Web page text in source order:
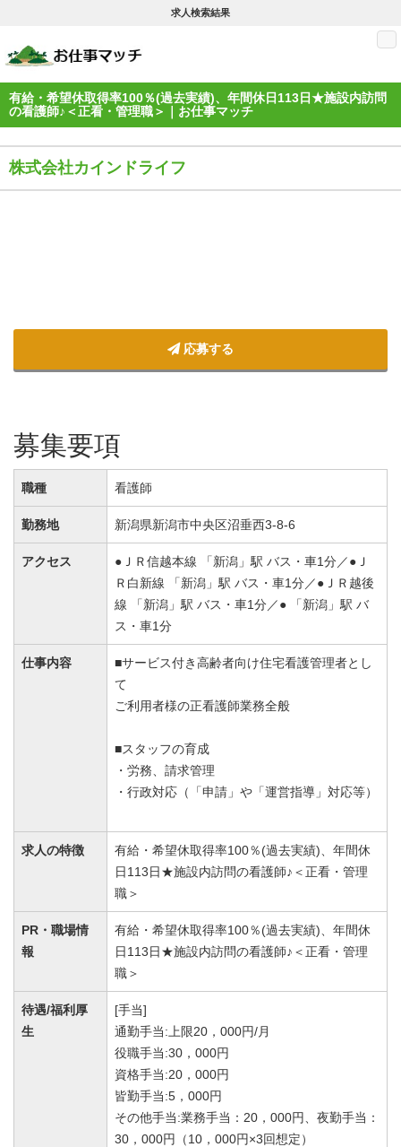
求人検索結果
有給・希望休取得率100％(過去実績)、年間休日113日★施設内訪問
の看護師♪＜正看・管理職＞｜お仕事マッチ
株式会社カインドライフ
応募する
募集要項
職種 看護師
勤務地 新潟県新潟市中央区沼垂西3-8-6
アクセス
●ＪＲ信越本線 「新潟」駅 バス・車1分／●Ｊ
Ｒ白新線 「新潟」駅 バス・車1分／●ＪＲ越後
線 「新潟」駅 バス・車1分／● 「新潟」駅 バ
ス・車1分
仕事内容
■サービス付き高齢者向け住宅看護管理者とし
て
ご利用者様の正看護師業務全般
■スタッフの育成
・労務、請求管理
・行政対応（「申請」や「運営指導」対応等）
求人の特徴
有給・希望休取得率100％(過去実績)、年間休
日113日★施設内訪問の看護師♪＜正看・管理
職＞
PR・職場情
報
有給・希望休取得率100％(過去実績)、年間休
日113日★施設内訪問の看護師♪＜正看・管理
職＞
待遇/福利厚
生
[手当]
通勤手当:上限20，000円/月
役職手当:30，000円
資格手当:20，000円
皆勤手当:5，000円
その他手当:業務手当：20，000円、夜勤手当：
30，000円（10，000円×3回想定）